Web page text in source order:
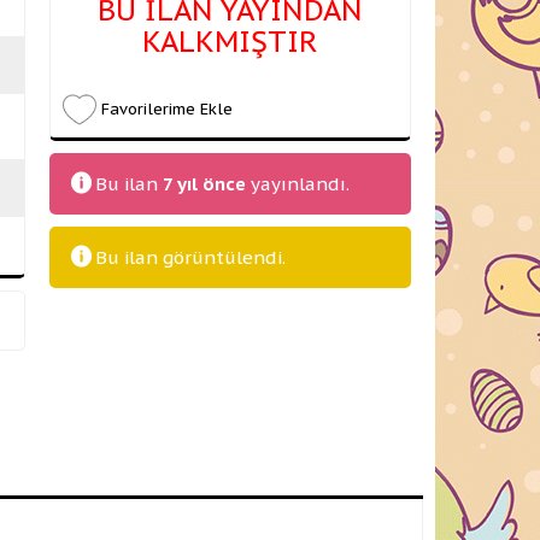
BU İLAN YAYINDAN
KALKMIŞTIR
Favorilerime Ekle
Bu ilan 7 yıl önce yayınlandı.
Bu ilan görüntülendi.